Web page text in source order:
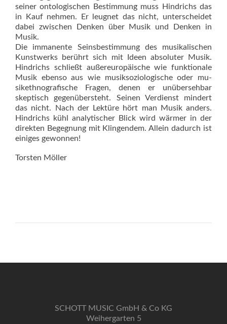
seiner ontologischen Bestimmung muss Hin­drichs das
in Kauf nehmen. Er leugnet das nicht, unterscheidet
da­bei zwischen Denken über Musik und Denken in
Musik.
Die immanente Seinsbestimmung des musikalischen
Kunstwerks berührt sich mit Ideen absoluter Mu­sik.
Hindrichs schließt außereuropäische wie funktionale
Musik ebenso aus wie musiksoziologische oder mu­
sikethnografische Fragen, denen er unübersehbar
skeptisch gegenübersteht. Seinen Verdienst mindert
das nicht. Nach der Lektüre hört man Musik anders.
Hindrichs kühl analytischer Blick wird wärmer in der
direkten Begegnung mit Klingendem. Allein dadurch ist
einiges gewonnen!
Torsten Möller
SCHOTT MUSIC GmbH & Co KG
Weihergarten 5